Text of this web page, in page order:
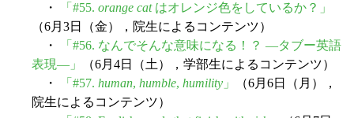
・
「#55. orange catはオレンジ色をしているか？」
（6月3日（金），院生によるコンテンツ）
・
「#56. なんでそんな意味になる！？ ―タブー英語
表現―」
（6月4日（土），学部生によるコンテンツ）
・
「#57. human, humble, humility 」
（6月6日（月），
院生によるコンテンツ）